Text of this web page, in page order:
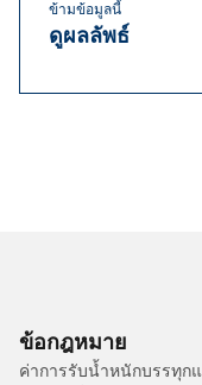
ข้ามข้อมูลนี้
ดูผลลัพธ์
ข้อกฎหมาย
ค่าการรับน้ำหนักบรรทุก